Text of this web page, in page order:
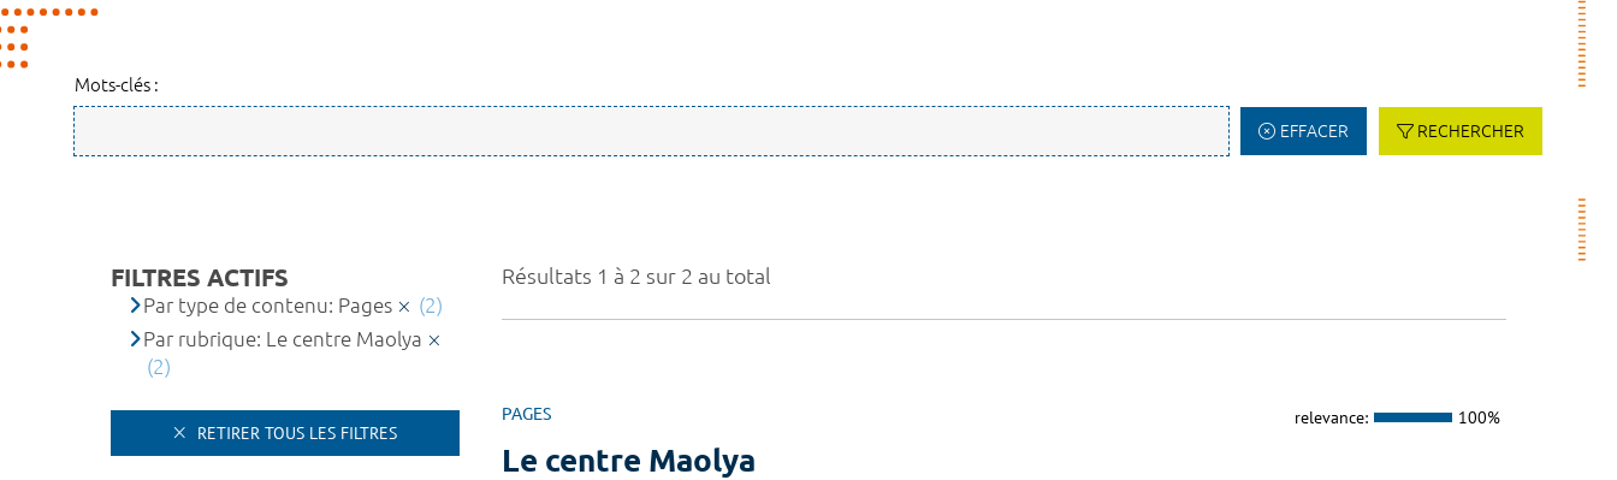
Mots-clés :
EFFACER RECHERCHER
Résultats 1 à 2 sur 2 au total
PAGES relevance: 100%
Le centre Maolya
FILTRES ACTIFS
Par type de contenu: Pages
(2)
Par rubrique: Le centre Maolya
(2)
RETIRER TOUS LES FILTRES